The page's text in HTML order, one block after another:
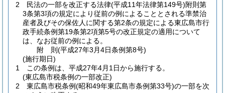
2
民法の一部を改正する法律(平成11年法律第149号)附則第
3条第3項の規定により従前の例によることとされる準禁治
産者及びその保佐人に関する第2条の規定による東広島市行
政手続条例第19条第2項第5号の改正規定の適用について
は、なお従前の例による。
附 則(平成27年3月4日条例第8号)
(施行期日)
1
この条例は、平成27年4月1日から施行する。
(東広島市税条例の一部改正)
2
東広島市税条例(昭和49年東広島市条例第33号)の一部を次